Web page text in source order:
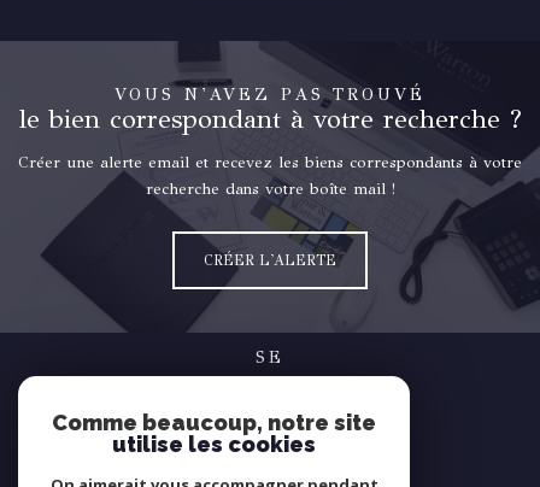
VOUS N'AVEZ PAS TROUVÉ
le bien correspondant à votre recherche ?
Créer une alerte email et recevez les biens correspondants à votre
recherche dans votre boîte mail !
CRÉER L'ALERTE
SE
connecter
espace propriétaire
NOUS
Comme beaucoup, notre site
utilise les cookies